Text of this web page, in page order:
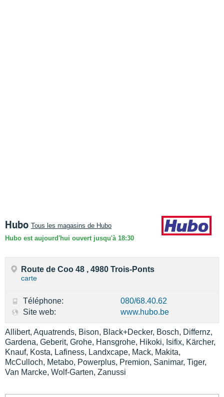
Hubo Tous les magasins de Hubo
Hubo est aujourd'hui ouvert jusqu'à 18:30
Route de Coo 48 , 4980 Trois-Ponts
carte
Téléphone:
080/68.40.62
Site web:
www.hubo.be
Allibert, Aquatrends, Bison, Black+Decker, Bosch, Differnz,
Gardena, Geberit, Grohe, Hansgrohe, Hikoki, Isifix, Kärcher,
Knauf, Kosta, Lafiness, Landxcape, Mack, Makita,
McCulloch, Metabo, Powerplus, Premion, Sanimar, Tiger,
Van Marcke, Wolf-Garten, Zanussi